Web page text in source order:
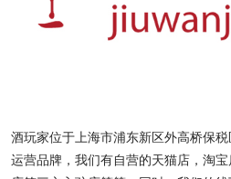
酒玩家位于上海市浦东新区外高桥保
运营品牌，我们有自营的天猫店，淘